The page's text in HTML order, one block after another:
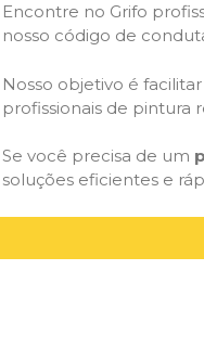
Encontre no Grifo
nosso código de
Nosso objetivo é
profissionais de pintura
Se você precisa de um
soluções eficientes e